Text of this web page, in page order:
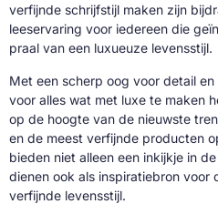
verfijnde schrijfstijl maken zijn
leeservaring voor iedereen die
praal van een luxueuze levensstijl.
Met een scherp oog voor detail
voor alles wat met luxe te maken
op de hoogte van de nieuwste
en de meest verfijnde producten
bieden niet alleen een inkijkje in
dienen ook als inspiratiebron voor
verfijnde levensstijl.